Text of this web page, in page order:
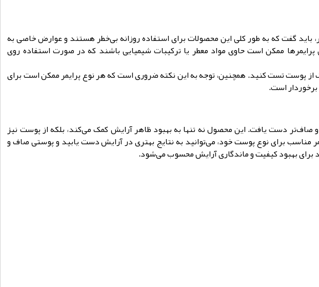
باید گفت که به طور کلی این محصولات برای استفاده روزانه بی‌خطر هستند و عوارض خاصی به
ممکن است حاوی مواد معطر یا ترکیبات شیمیایی باشند که در صورت استفاده روی
پوست تست کنید. همچنین، توجه به این نکته ضروری است که هر نوع پرایمر ممکن است برای
است.
صاف‌تر دست یافت. این محصول نه تنها به بهبود ظاهر آرایش کمک می‌کند، بلکه از پوست نیز
برای نوع پوست خود، می‌توانید به نتایج بهتری در آرایش دست یابید و پوستی صاف و
برای بهبود کیفیت و ماندگاری آرایش محسوب می‌شود.